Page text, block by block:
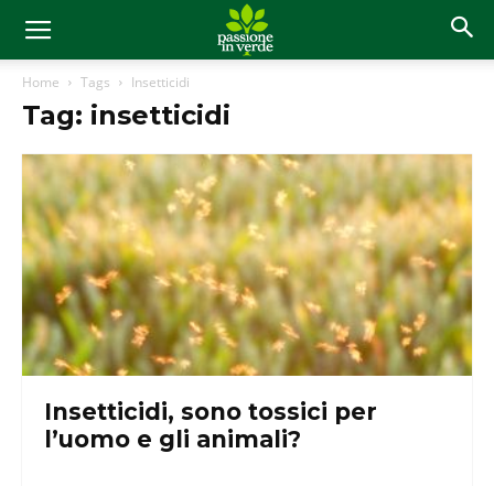
Home Tags Insetticidi
Tag: insetticidi
Insetticidi, sono tossici per
l’uomo e gli animali?